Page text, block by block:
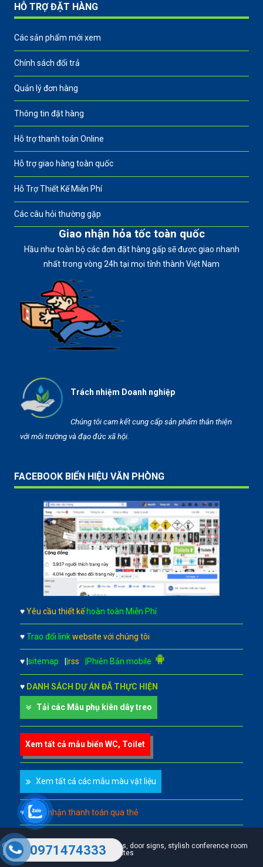
0971474333
HỖ TRỢ ĐẶT HÀNG
Các sản phẩm mới xem
Chính sách đổi trả
Quản lý đơn hàng
Thông tin đặt hàng
Hỗ trợ thanh toán Online
Hỗ trợ giao hàng toàn quốc
Hỗ Trợ Thiết Kế Miễn Phí
Các câu hỏi thường gặp
Giao nhận hỏa tốc toàn quốc
Hầu như toàn bộ các đơn đặt hàng gấp sẽ được giao nhanh
nhất trong vòng 24h tại mọi tỉnh thành Việt Nam
Trách nhiệm Doanh nghiệp
Chúng tôi cam kết cung cấp sản phẩm thân thiện
với môi trường và đạo đức xã hội.
FACEBOOK BIỂN HIỆU VĂN PHÒNG
♥ Yêu cầu thiết kế hoàn toàn Miễn Phí
♥ Trao đổi link website với chúng tôi
♥ |sitemap |rss |Phiên Bản mobile
♥ DANH SÁCH DỰ ÁN ĐÃ THỰC HIỆN
Tải các Mẫu phụ kiên dây treo
Xem tất cả mẫu biển WC, Toilet
Xem tất cả các mẫu màu vật liệu
♥ Chấp nhận thanh toán qua thẻ
A leader in professional office signs, door signs, stylish conference room
signs, custom door signs & name plates